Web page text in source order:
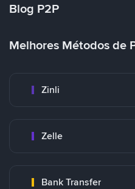
Blog P2P
Melhores Métodos de
Zinli
Zelle
Bank Transfer